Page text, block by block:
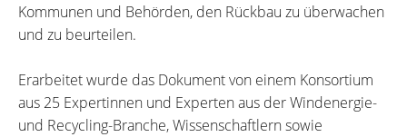
Kommunen und Behörden, den Rückbau zu überwachen
und zu beurteilen.
Erarbeitet wurde das Dokument von einem Konsortium
aus 25 Expertinnen und Experten aus der Windenergie-
und Recycling-Branche, Wissenschaftlern sowie